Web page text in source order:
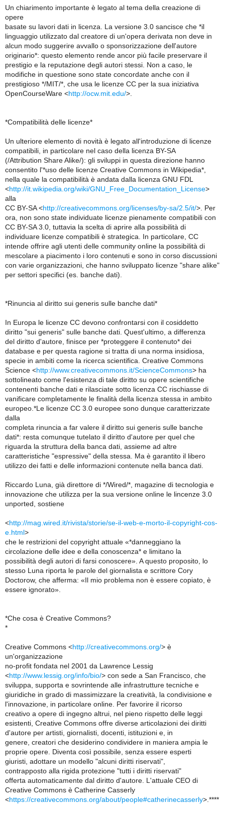
Un chiarimento importante è legato al tema della creazione di
opere
basate su lavori dati in licenza. La versione 3.0 sancisce che *il
linguaggio utilizzato dal creatore di un'opera derivata non deve in
alcun modo suggerire avvallo o sponsorizzazione dell'autore
originario*: questo elemento rende ancor più facile preservare il
prestigio e la reputazione degli autori stessi. Non a caso, le
modifiche in questione sono state concordate anche con il
prestigioso */MIT/*, che usa le licenze CC per la sua iniziativa
OpenCourseWare <http://ocw.mit.edu/>.
*Compatibilità delle licenze*
Un ulteriore elemento di novità è legato all'introduzione di licenze
compatibili, in particolare nel caso della licenza BY-SA
(/Attribution Share Alike/): gli sviluppi in questa direzione hanno
consentito l'*uso delle licenze Creative Commons in Wikipedia*,
nella quale la compatibilità è andata dalla licenza GNU FDL
<http://it.wikipedia.org/wiki/GNU_Free_Documentation_License>
alla
CC BY-SA <http://creativecommons.org/licenses/by-sa/2.5/it/>. Per
ora, non sono state individuate licenze pienamente compatibili con
CC BY-SA 3.0, tuttavia la scelta di aprire alla possibilità di
individuare licenze compatibili è strategica. In particolare, CC
intende offrire agli utenti delle community online la possibilità di
mescolare a piacimento i loro contenuti e sono in corso discussioni
con varie organizzazioni, che hanno sviluppato licenze "share alike"
per settori specifici (es. banche dati).
*Rinuncia al diritto sui generis sulle banche dati*
In Europa le licenze CC devono confrontarsi con il cosiddetto
diritto "sui generis" sulle banche dati. Quest'ultimo, a differenza
del diritto d'autore, finisce per *proteggere il contenuto* dei
database e per questa ragione si tratta di una norma insidiosa,
specie in ambiti come la ricerca scientifica. Creative Commons
Science <http://www.creativecommons.it/ScienceCommons> ha
sottolineato come l'esistenza di tale diritto su opere scientifiche
contenenti banche dati e rilasciate sotto licenza CC rischiasse di
vanificare completamente le finalità della licenza stessa in ambito
europeo.*Le licenze CC 3.0 europee sono dunque caratterizzate
dalla
completa rinuncia a far valere il diritto sui generis sulle banche
dati*: resta comunque tutelato il diritto d'autore per quel che
riguarda la struttura della banca dati, assieme ad altre
caratteristiche "espressive" della stessa. Ma è garantito il libero
utilizzo dei fatti e delle informazioni contenute nella banca dati.
Riccardo Luna, già direttore di */Wired/*, magazine di tecnologia e
innovazione che utilizza per la sua versione online le lincenze 3.0
unported, sostiene
<http://mag.wired.it/rivista/storie/se-il-web-e-morto-il-copyright-cos-
e.html>
che le restrizioni del copyright attuale «*danneggiano la
circolazione delle idee e della conoscenza* e limitano la
possibilità degli autori di farsi conoscere». A questo proposito, lo
stesso Luna riporta le parole del giornalista e scrittore Cory
Doctorow, che afferma: «Il mio problema non è essere copiato, è
essere ignorato».
*Che cosa è Creative Commons?
*
Creative Commons <http://creativecommons.org/> è
un'organizzazione
no-profit fondata nel 2001 da Lawrence Lessig
<http://www.lessig.org/info/bio/> con sede a San Francisco, che
sviluppa, supporta e sovrintende alle infrastrutture tecniche e
giuridiche in grado di massimizzare la creatività, la condivisione e
l'innovazione, in particolare online. Per favorire il ricorso
creativo a opere di ingegno altrui, nel pieno rispetto delle leggi
esistenti, Creative Commons offre diverse articolazioni dei diritti
d'autore per artisti, giornalisti, docenti, istituzioni e, in
genere, creatori che desiderino condividere in maniera ampia le
proprie opere. Diventa così possibile, senza essere esperti
giuristi, adottare un modello "alcuni diritti riservati",
contrapposto alla rigida protezione "tutti i diritti riservati"
offerta automaticamente dal diritto d'autore. L'attuale CEO di
Creative Commons è Catherine Casserly
<https://creativecommons.org/about/people#catherinecasserly>.****